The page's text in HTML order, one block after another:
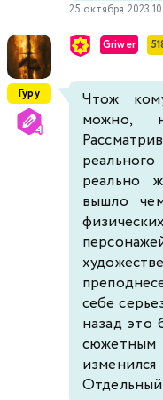
25 октября 2023
Гуру
Griwer
Чтож
можно,
реально
вышло
себе
назад
Отдельный